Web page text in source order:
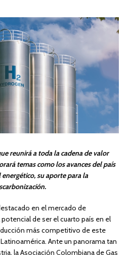
DE
2023
reunirá a toda la cadena de valor
temas como los avances del país
su aporte para la
en el mercado de
de ser el cuarto país en el
más competitivo de este
Ante un panorama tan
la Asociación Colombiana de Gas